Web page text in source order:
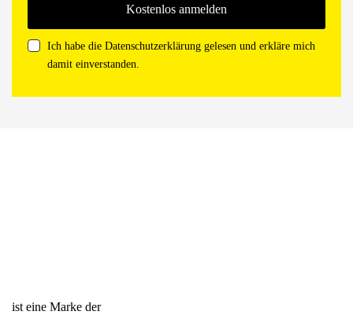
Ich habe die Datenschutzerklärung gelesen und erkläre mich
damit einverstanden.
ist eine Marke der